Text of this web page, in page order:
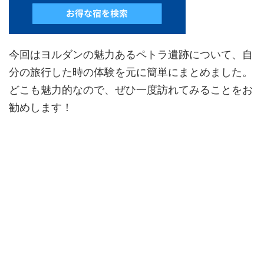
今回はヨルダンの魅力あるペトラ遺跡について、自
分の旅行した時の体験を元に簡単にまとめました。
どこも魅力的なので、ぜひ一度訪れてみることをお
勧めします！